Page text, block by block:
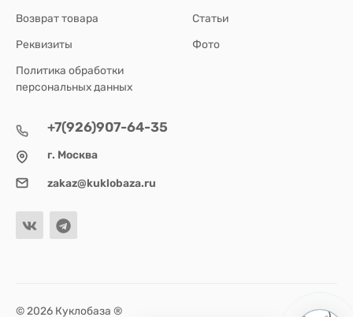
Возврат товара
Реквизиты
Политика обработки
персональных данных
Статьи
Фото
+7(926)907-64-35
г. Москва
zakaz@kuklobaza.ru
© 2026 Куклобаза ®